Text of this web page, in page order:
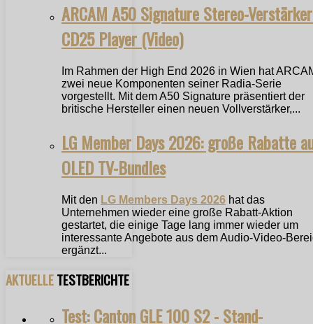
ARCAM A50 Signature Stereo-
CD25 Player (Video)
Im Rahmen der High End 2026 in Wien hat
zwei neue Komponenten seiner Radia-Serie
vorgestellt. Mit dem A50 Signature präsentiert der
britische Hersteller einen neuen Vollverstärker,...
LG Member Days 2026: große Rabatte
OLED TV-Bundles
Mit den LG Members Days 2026 hat das
Unternehmen wieder eine große Rabatt-Aktion
gestartet, die einige Tage lang immer wieder um
interessante Angebote aus dem Audio-Video-
ergänzt...
AKTUELLETESTBERICHTE
Test: Canton GLE 100 S2 - Stand-